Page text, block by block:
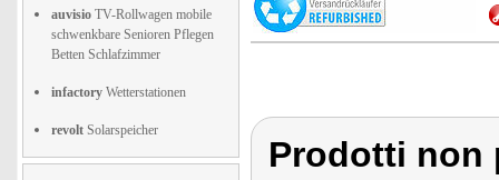
auvisio TV-Rollwagen mobile
schwenkbare Senioren Pflegen
Betten Schlafzimmer
infactory Wetterstationen
revolt Solarspeicher
Prodotti non